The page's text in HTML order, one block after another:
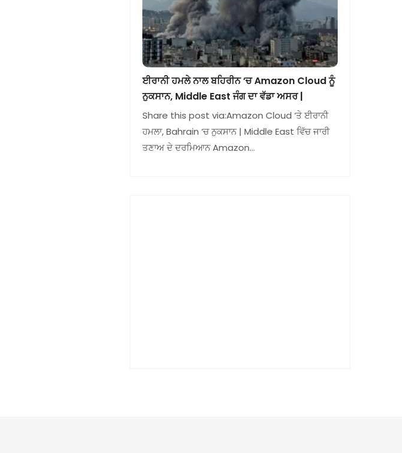
ਈਰਾਨੀ ਹਮਲੇ ਨਾਲ ਬਹਿਰੀਨ ‘ਚ Amazon Cloud ਨੂੰ
ਨੁਕਸਾਨ, Middle East ਜੰਗ ਦਾ ਵੱਡਾ ਅਸਰ |
Share this post via:Amazon Cloud ‘ਤੇ ਈਰਾਨੀ
ਹਮਲਾ, Bahrain ‘ਚ ਨੁਕਸਾਨ | Middle East ਵਿੱਚ ਜਾਰੀ
ਤਣਾਅ ਦੇ ਦਰਮਿਆਨ Amazon…